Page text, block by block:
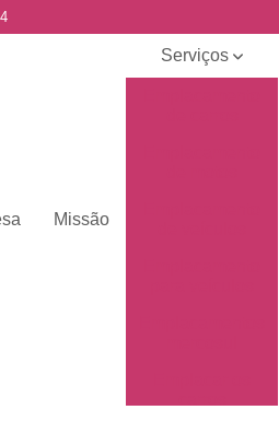
Missão
Serviços